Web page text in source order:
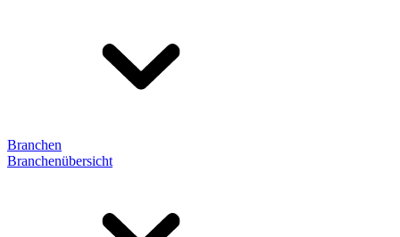
Branchen
Branchenübersicht